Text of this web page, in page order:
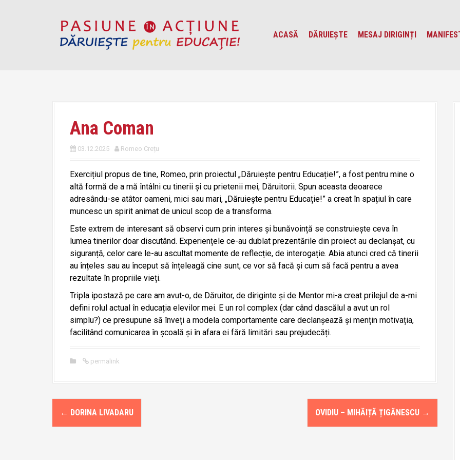
ACASĂ DĂRUIEȘTE MESAJ DIRIGINȚI
Ana Coman
03.12.2025 Romeo Crețu
Exercițiul propus de tine, Romeo, prin proiectul „Dăruiește pentru Educație!”, a fost pentru mine o
altă formă de a mă întâlni cu tinerii și cu prietenii mei, Dăruitorii. Spun aceasta deoarece
adresându-se atâtor oameni, mici sau mari, „Dăruiește pentru Educație!” a creat în spațiul în care
muncesc un spirit animat de unicul scop de a transforma.
Este extrem de interesant să observi cum prin interes și bunăvoință se construiește ceva în
lumea tinerilor doar discutând. Experiențele ce-au dublat prezentările din proiect au declanșat, cu
siguranță, celor care le-au ascultat momente de reflecție, de interogație. Abia atunci cred că tinerii
au înțeles sau au început să înțeleagă cine sunt, ce vor să facă și cum să facă pentru a avea
rezultate în propriile vieți.
Tripla ipostază pe care am avut-o, de Dăruitor, de diriginte și de Mentor mi-a creat prilejul de a-mi
defini rolul actual în educația elevilor mei. E un rol complex (dar când dascălul a avut un rol
simplu?) ce presupune să înveți a modela comportamente care declanșează și mențin motivația,
facilitând comunicarea în școală și în afara ei fără limitări sau prejudecăți.
permalink
P
o
← DORINA LIVADARU OVIDIU – MIHĂIȚĂ ȚIGĂNESCU →